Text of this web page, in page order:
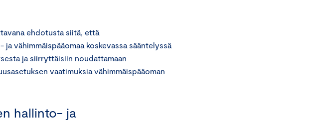
ehdotusta siitä, että
vähimmäispääomaa koskevassa sääntelyssä
ja siirryttäisiin noudattamaan
vaatimuksia vähimmäispääoman
hallinto- ja